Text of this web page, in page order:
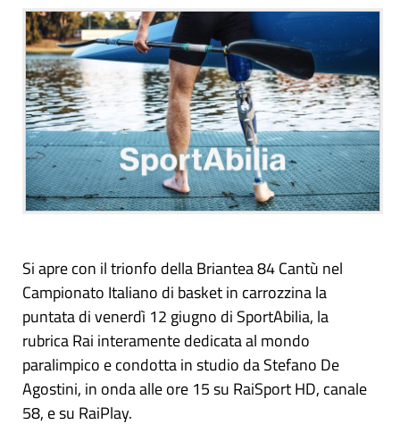
Si apre con il trionfo della Briantea 84 Cantù nel
Campionato Italiano di basket in carrozzina la
puntata di venerdì 12 giugno di SportAbilia, la
rubrica Rai interamente dedicata al mondo
paralimpico e condotta in studio da Stefano De
Agostini, in onda alle ore 15 su RaiSport HD, canale
58, e su RaiPlay.